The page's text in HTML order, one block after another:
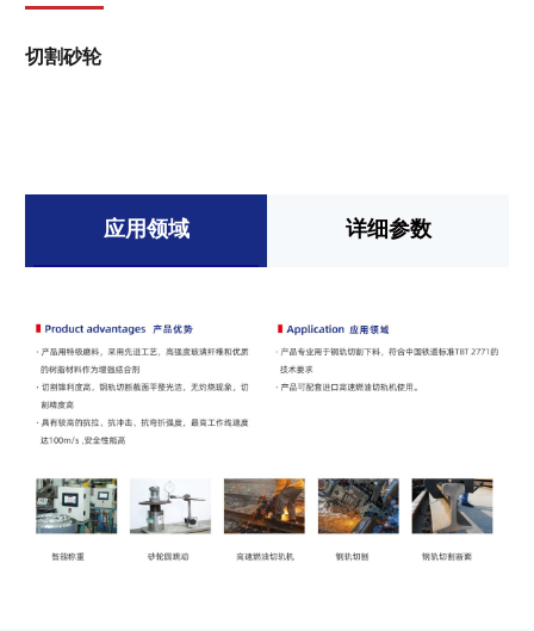
切割砂轮
应用领域 详细参数